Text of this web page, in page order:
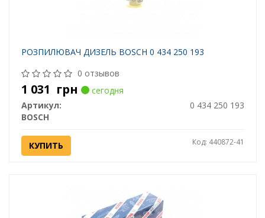
РОЗПИЛЮВАЧ ДИЗЕЛЬ BOSCH 0 434 250 193
0 отзывов
1 031 грн
сегодня
Артикул:
0 434 250 193
BOSCH
КУПИТЬ Код: 440872-41